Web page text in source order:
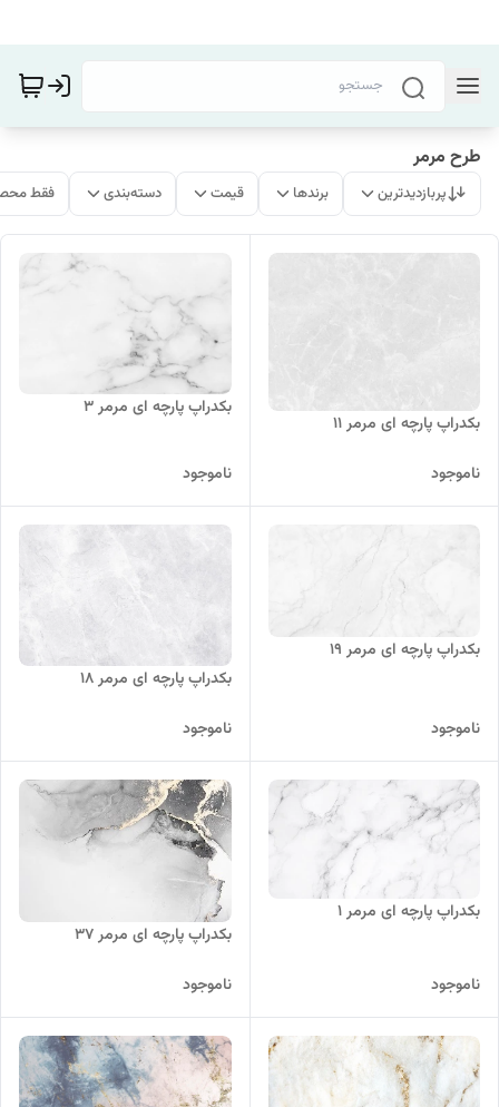
طرح مرمر
پربازدیدترین برندها قیمت دسته‌بندی فقط
بکدراپ پارچه ای مرمر 11
ناموجود
بکدراپ پارچه ای مرمر 3
ناموجود
بکدراپ پارچه ای مرمر 19
ناموجود
بکدراپ پارچه ای مرمر 18
ناموجود
بکدراپ پارچه ای مرمر 1
ناموجود
بکدراپ پارچه ای مرمر 37
ناموجود